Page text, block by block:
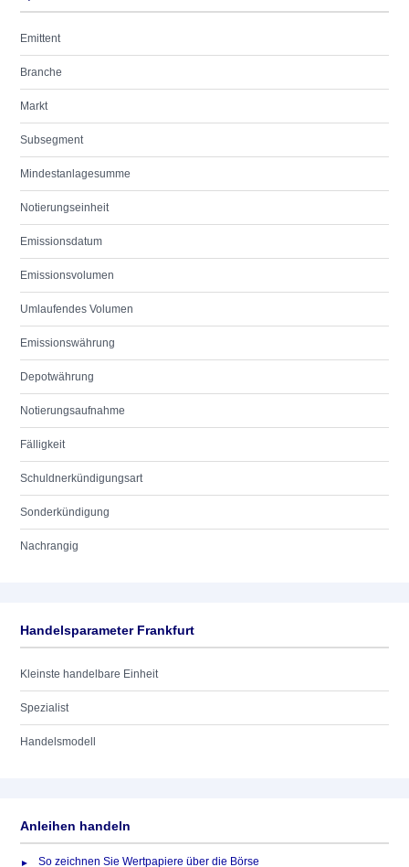
Emittent
Branche
Markt
Subsegment
Mindestanlagesumme
Notierungseinheit
Emissionsdatum
Emissionsvolumen
Umlaufendes Volumen
Emissionswährung
Depotwährung
Notierungsaufnahme
Fälligkeit
Schuldnerkündigungsart
Sonderkündigung
Nachrangig
Handelsparameter Frankfurt
Kleinste handelbare Einheit
Spezialist
Handelsmodell
Anleihen handeln
So zeichnen Sie Wertpapiere über die Börse